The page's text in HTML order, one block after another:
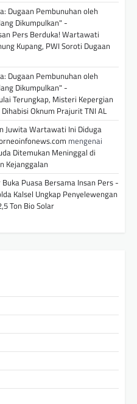
Dugaan Pembunuhan oleh
Dikumpulkan" -
Pers Berduka! Wartawati
Kupang, PWI Soroti Dugaan
Dugaan Pembunuhan oleh
Dikumpulkan" -
Terungkap, Misteri Kepergian
Oknum Prajurit TNI AL
Juwita Wartawati Ini Diduga
mengenai
Ditemukan Meninggal di
Kejanggalan
Puasa Bersama Insan Pers -
Kalsel Ungkap Penyelewengan
Ton Bio Solar